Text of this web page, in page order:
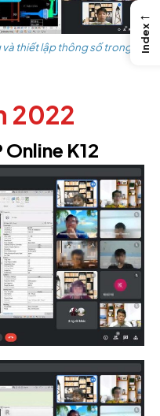
và thiết lập thông số trong
2022
K12
←
Index